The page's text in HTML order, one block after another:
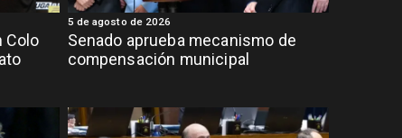
Colo
Senado aprueba mecanismo de
compensación municipal
5 de agosto de 2026